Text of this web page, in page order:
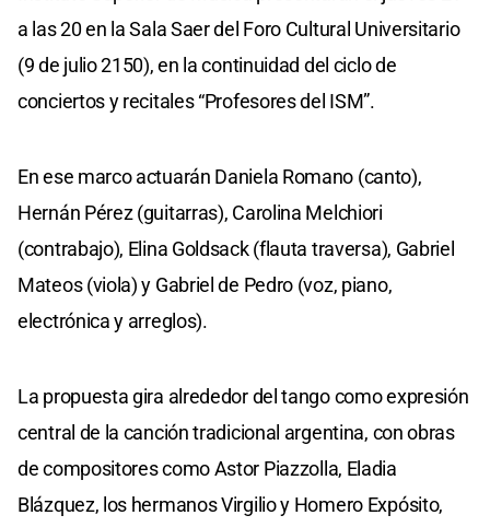
a las 20 en la Sala Saer del Foro Cultural Universitario
(9 de julio 2150), en la continuidad del ciclo de
conciertos y recitales “Profesores del ISM”.
En ese marco actuarán Daniela Romano (canto),
Hernán Pérez (guitarras), Carolina Melchiori
(contrabajo), Elina Goldsack (flauta traversa), Gabriel
Mateos (viola) y Gabriel de Pedro (voz, piano,
electrónica y arreglos).
La propuesta gira alrededor del tango como expresión
central de la canción tradicional argentina, con obras
de compositores como Astor Piazzolla, Eladia
Blázquez, los hermanos Virgilio y Homero Expósito,